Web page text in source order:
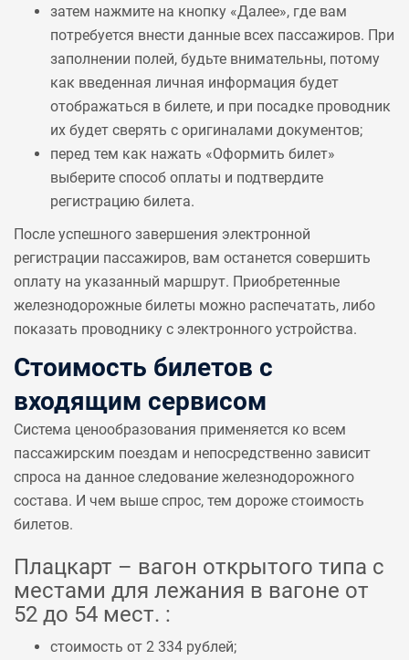
затем нажмите на кнопку «Далее», где вам
потребуется внести данные всех пассажиров. При
заполнении полей, будьте внимательны, потому
как введенная личная информация будет
отображаться в билете, и при посадке проводник
их будет сверять с оригиналами документов;
перед тем как нажать «Оформить билет»
выберите способ оплаты и подтвердите
регистрацию билета.
После успешного завершения электронной
регистрации пассажиров, вам останется совершить
оплату на указанный маршрут. Приобретенные
железнодорожные билеты можно распечатать, либо
показать проводнику с электронного устройства.
Стоимость билетов с
входящим сервисом
Система ценообразования применяется ко всем
пассажирским поездам и непосредственно зависит
спроса на данное следование железнодорожного
состава. И чем выше спрос, тем дороже стоимость
билетов.
Плацкарт – вагон открытого типа с
местами для лежания в вагоне от
52 до 54 мест. :
стоимость от 2 334 рублей;